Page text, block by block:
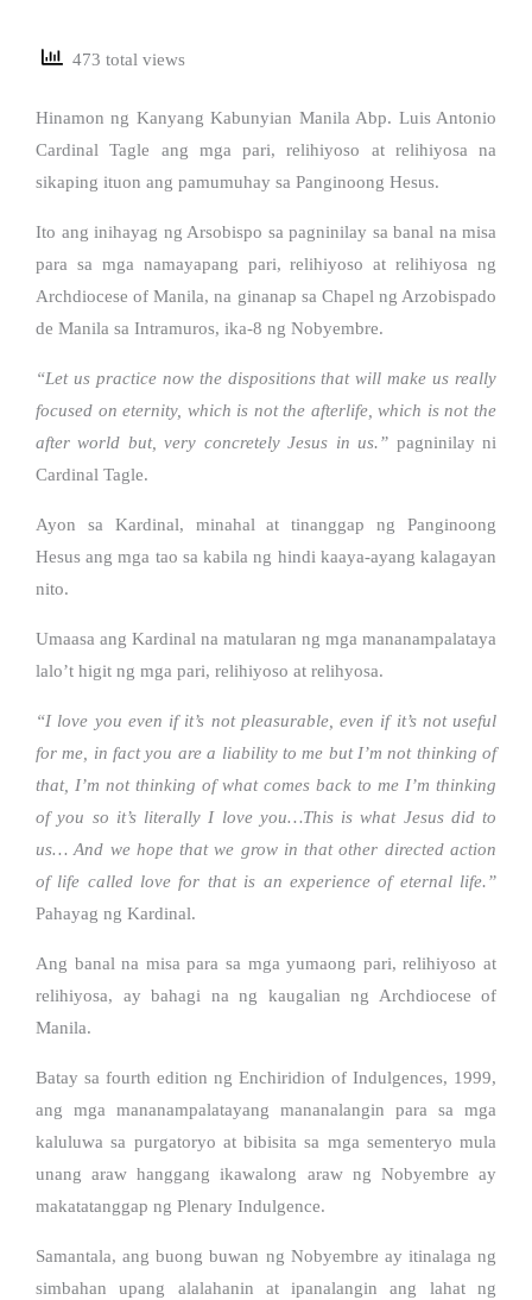
473 total views
Hinamon ng Kanyang Kabunyian Manila Abp. Luis Antonio
Cardinal Tagle ang mga pari, relihiyoso at relihiyosa na
sikaping ituon ang pamumuhay sa Panginoong Hesus.
Ito ang inihayag ng Arsobispo sa pagninilay sa banal na misa
para sa mga namayapang pari, relihiyoso at relihiyosa ng
Archdiocese of Manila, na ginanap sa Chapel ng Arzobispado
de Manila sa Intramuros, ika-8 ng Nobyembre.
“Let us practice now the dispositions that will make us really
focused on eternity, which is not the afterlife, which is not the
after world but, very concretely Jesus in us.” pagninilay ni
Cardinal Tagle.
Ayon sa Kardinal, minahal at tinanggap ng Panginoong
Hesus ang mga tao sa kabila ng hindi kaaya-ayang kalagayan
nito.
Umaasa ang Kardinal na matularan ng mga mananampalataya
lalo’t higit ng mga pari, relihiyoso at relihyosa.
“I love you even if it’s not pleasurable, even if it’s not useful
for me, in fact you are a liability to me but I’m not thinking of
that, I’m not thinking of what comes back to me I’m thinking
of you so it’s literally I love you…This is what Jesus did to
us… And we hope that we grow in that other directed action
of life called love for that is an experience of eternal life.”
Pahayag ng Kardinal.
Ang banal na misa para sa mga yumaong pari, relihiyoso at
relihiyosa, ay bahagi na ng kaugalian ng Archdiocese of
Manila.
Batay sa fourth edition ng Enchiridion of Indulgences, 1999,
ang mga mananampalatayang mananalangin para sa mga
kaluluwa sa purgatoryo at bibisita sa mga sementeryo mula
unang araw hanggang ikawalong araw ng Nobyembre ay
makatatanggap ng Plenary Indulgence.
Samantala, ang buong buwan ng Nobyembre ay itinalaga ng
simbahan upang alalahanin at ipanalangin ang lahat ng